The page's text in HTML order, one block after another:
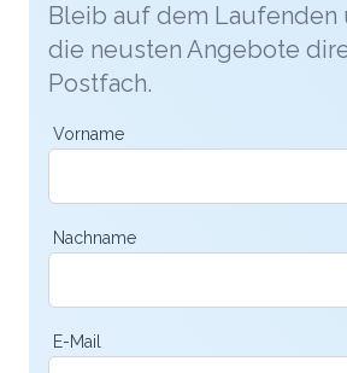
Bleib auf dem Laufenden
die neusten Angebote
Postfach.
Vorname
Nachname
E-Mail